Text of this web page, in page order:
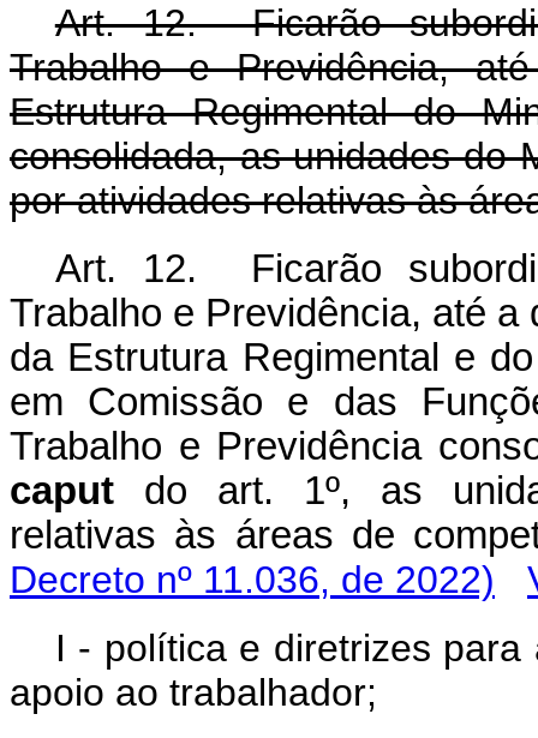
Art. 12. Ficarão
Trabalho e Previdência,
Estrutura Regimental do
consolidada, as unidades do
por atividades relativas às
Art. 12. Ficarão
Trabalho e Previdência, até
da Estrutura Regimental e
em Comissão e das
Trabalho e Previdência
caput do art. 1º, as
relativas às áreas de
Decreto nº 11.036, de 2022)
I - política e diretrizes
apoio ao trabalhador;